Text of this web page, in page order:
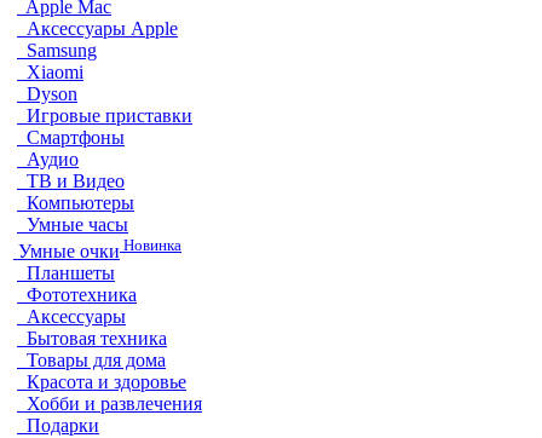
Apple Mac
Аксессуары Apple
Samsung
Xiaomi
Dyson
Игровые приставки
Смартфоны
Аудио
ТВ и Видео
Компьютеры
Умные часы
Умные очки Новинка
Планшеты
Фототехника
Аксессуары
Бытовая техника
Товары для дома
Красота и здоровье
Хобби и развлечения
Подарки